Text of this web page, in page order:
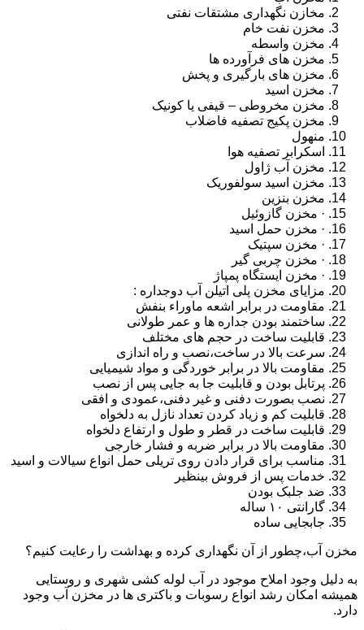
مخازن نگهداری مشتقات نفتی
مخزن نفت خام
مخزن واسطه
مخزن های فرآورده ها
مخزن های بارگیری و پخش
مخزن اسید
مخزن مخروطی – قیفی یا کونیک
مخزن پکیج تصفیه فاضلاب
منهول
اسکرابر تصفیه هوا
مخزن آب ژاول
مخزن اسید سولفوریک
مخزن بنزین
· مخزن گازوئیل
· مخزن حمل اسید
· مخزن سپتیک
· مخزن چربی گیر
· مخزن ایستگاه پمپاژ
مزایای مخزن پلی اتیلن آب دوجداره :
مقاومت در برابر اشعه ماوراء بنفش
ساختمند بودن جداره ها و عمر طولانی
قابلیت ساخت در حجم های مختلف
سرعت بالا در ساخت،نصب و راه اندازی
مقاومت بالا در برابر خوردگی و مواد شیمیایی
پرتابل بودن و قابلیت جا به جایی پس از نصب
نصب بصورت دفنی و غیر دفنی،عمودی و افقی
قابلیت کم و زیاد کردن تعداد نازل به دلخواه
قابلیت ساخت در قطر و طول و ارتفاع دلخواه
مقاومت بالا در برابر ضربه و فشار خارجی
مناسب برای قرار دادن روی تریلی حمل انواع سیالات و اسید
خدمات پس از فروش بینظیر
ضد جلبک بودن
گارانتی ۱۰ ساله
جابجایی ساده
مخزن آب،چطور از آن نگهداری کرده و بهداشت را رعایت کنیم؟
به دلیل وجود املاح موجود در آب لوله کشی شهری و روستایی
همیشه امکان رشد انواع رسوبات و باکتری ها در مخزن آب وجود
دارد.